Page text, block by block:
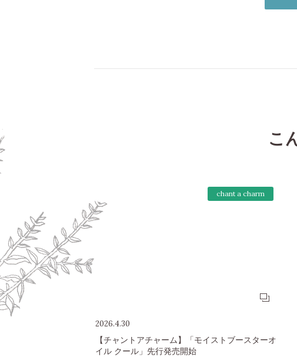
こ
chant a charm
2026.4.30
【チャントアチャーム】「モイストブースターオ
イル クール」先行発売開始